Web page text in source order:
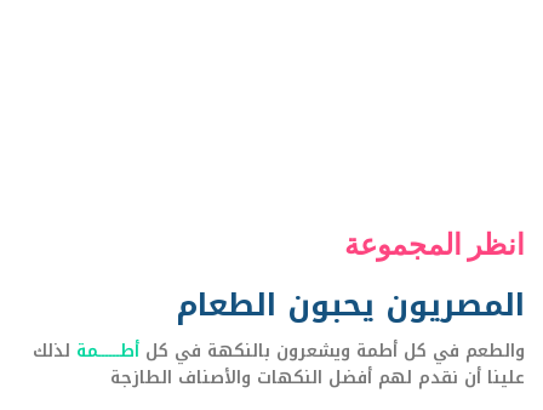
انظر المجموعة
المصريون يحبون الطعام
والطعم في كل أطمة ويشعرون بالنكهة في كل أطــــــمة لذلك
علينا أن نقدم لهم أفضل النكهات والأصناف الطازجة